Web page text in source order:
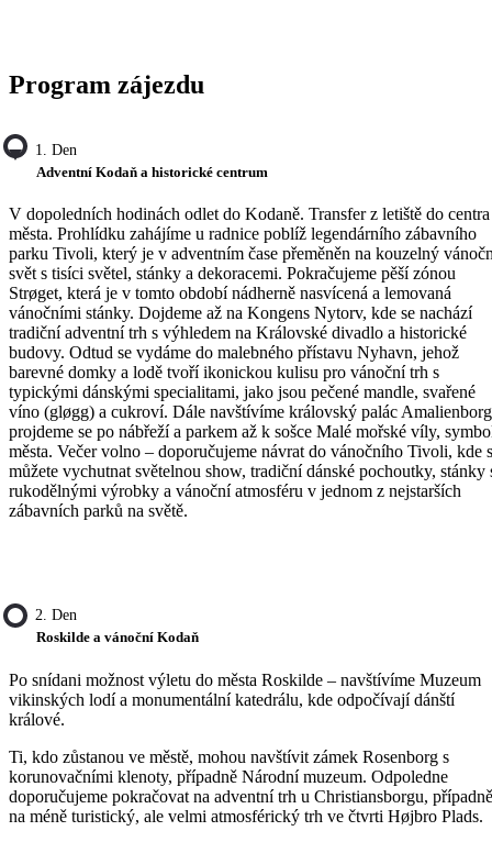
Program zájezdu
1. Den
Adventní Kodaň a historické centrum
V dopoledních hodinách odlet do Kodaně. Transfer z letiště do centra
města. Prohlídku zahájíme u radnice poblíž legendárního zábavního
parku Tivoli, který je v adventním čase přeměněn na kouzelný
svět s tisíci světel, stánky a dekoracemi. Pokračujeme pěší zónou
Strøget, která je v tomto období nádherně nasvícená a lemovaná
vánočními stánky. Dojdeme až na Kongens Nytorv, kde se nachází
tradiční adventní trh s výhledem na Královské divadlo a historické
budovy. Odtud se vydáme do malebného přístavu Nyhavn, jehož
barevné domky a lodě tvoří ikonickou kulisu pro vánoční trh s
typickými dánskými specialitami, jako jsou pečené mandle, svařené
víno (gløgg) a cukroví. Dále navštívíme královský palác
projdeme se po nábřeží a parkem až k sošce Malé mořské víly,
města. Večer volno – doporučujeme návrat do vánočního Tivoli, kde
můžete vychutnat světelnou show, tradiční dánské pochoutky, stánky
rukodělnými výrobky a vánoční atmosféru v jednom z nejstarších
zábavních parků na světě.
2. Den
Roskilde a vánoční Kodaň
Po snídani možnost výletu do města Roskilde – navštívíme Muzeum
vikinských lodí a monumentální katedrálu, kde odpočívají dánští
králové.
Ti, kdo zůstanou ve městě, mohou navštívit zámek Rosenborg s
korunovačními klenoty, případně Národní muzeum. Odpoledne
doporučujeme pokračovat na adventní trh u Christiansborgu, případně
na méně turistický, ale velmi atmosférický trh ve čtvrti Højbro Plads.